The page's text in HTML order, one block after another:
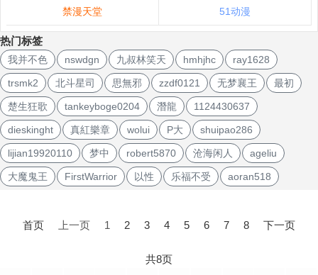
禁漫天堂 51动漫
热门标签
我并不色 nswdgn 九叔林笑天 hmhjhc ray1628
trsmk2 北斗星司 思無邪 zzdf0121 无梦襄王 最初
楚生狂歌 tankeyboge0204 潛龍 1124430637
dieskinght 真紅樂章 wolui P大 shuipao286
lijian19920110 梦中 robert5870 沧海闲人 ageliu
大魔鬼王 FirstWarrior 以性 乐福不受 aoran518
首页 上一页 1 2 3 4 5 6 7 8 下一页
共8页